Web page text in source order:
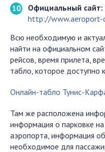
Официальный сайт:
http://www.aeroport-
Всю необходимую и
найти на официальном
рейсов, время прилета,
табло, которое доступно
Онлайн-табло Тунис-
Там же расположена
информация о парковке
аэропорта, информация
необходимое для